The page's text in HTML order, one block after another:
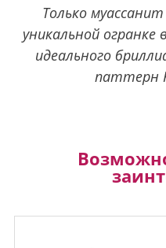
Только
уникальной
идеального
паттерн